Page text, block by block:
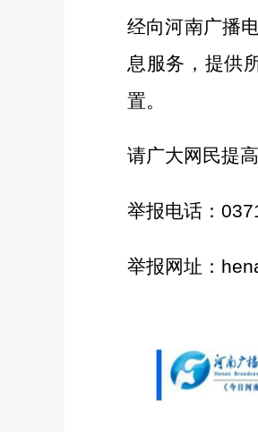
经向河南广播
息服务，提供
置。
请广大网民提
举报电话：
举报网址：